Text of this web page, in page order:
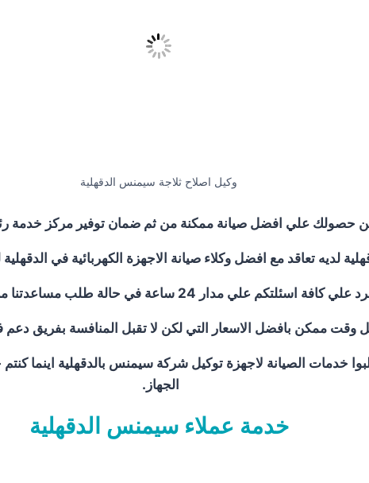
وكيل اصلاح ثلاجة سيمنس الدقهلية
حصولك علي افضل صيانة ممكنة من ثم ضمان توفير مركز خدمة
لديه تعاقد مع افضل وكلاء صيانة الاجهزة الكهربائية في
حالة طلب مساعدتنا من ناحية أخرى نعمل علي توصيل اجهزتكم
وقت ممكن بافضل الاسعار التي لكن لا تقبل المنافسة بفريق دعم
خدمات الصيانة لاجهزة توكيل شركة سيمنس بالدقهلية اينما
الجهاز.
خدمة عملاء سيمنس الدقهلية